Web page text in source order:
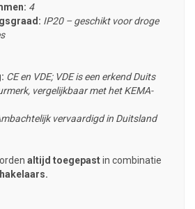
4
IP20 – geschikt voor droge
CE en VDE; VDE is een erkend Duits
vergelijkbaar met het KEMA-
vervaardigd in Duitsland
altijd toegepastin combinatie